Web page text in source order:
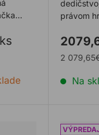
...
ks
právom
2
Na
vrtákovSada